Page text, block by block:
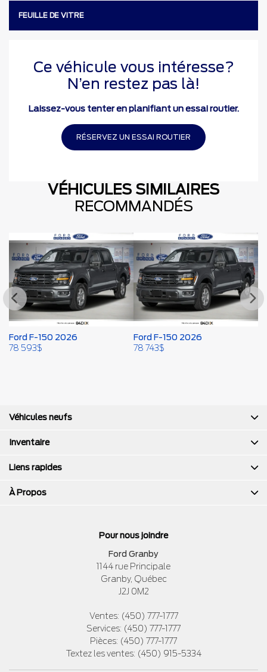
FEUILLE DE VITRE
Ce véhicule vous intéresse?
N’en restez pas là!
Laissez-vous tenter en planifiant un essai routier.
RÉSERVEZ UN ESSAI ROUTIER
VÉHICULES SIMILAIRES
RECOMMANDÉS
Ford F-150 2026
78 593$
Ford F-150 2026
78 743$
Pour nous joindre
Ford Granby
1144 rue Principale
Granby, Québec
J2J 0M2
Ventes: (450) 777-1777
Services: (450) 777-1777
Pièces: (450) 777-1777
Textez les ventes: (450) 915-5334
Véhicules neufs
Inventaire
Liens rapides
À Propos